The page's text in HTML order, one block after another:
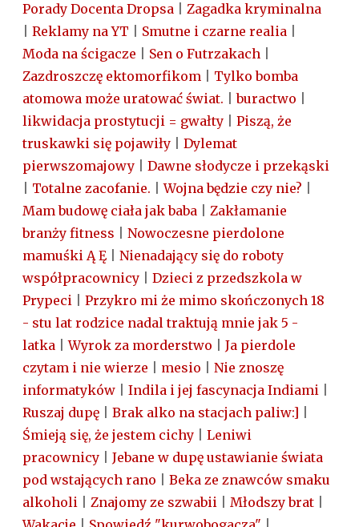
Porady Docenta Dropsa
Zagadka kryminalna
Reklamy na YT Smutne i czarne realia
Moda na ścigacze
Sen o Futrzakach
Zazdroszczę ektomorfikom
Tylko bomba
atomowa może uratować świat. |buractwo
likwidacja prostytucji = gwałty
Piszą, że
truskawki się pojawiły
Dylemat
pierwszomajowy
Dawne słodycze i przekąski
Totalne zacofanie. |Wojna będzie czy nie?
Mam budowę ciała jak baba
Zakłamanie
branży fitness
Nowoczesne pierdolone
mamuśki Ą Ę
Nienadający się do roboty
współpracownicy
Dzieci z przedszkola w
Prypeci
Przykro mi że mimo skończonych 18
- stu lat rodzice nadal traktują mnie jak 5 -
latka |Wyrok za morderstwo
Ja pierdole
czytam i nie wierze
mesio
Nie znoszę
informatyków
Indila i jej fascynacja Indiami
Ruszaj dupę
Brak alko na stacjach paliw:]
Śmieją się, że jestem cichy
Leniwi
pracownicy
Jebane w dupę ustawianie świata
pod wstających rano
Beka ze znawców smaku
alkoholi
Znajomy ze szwabii Młodszy brat